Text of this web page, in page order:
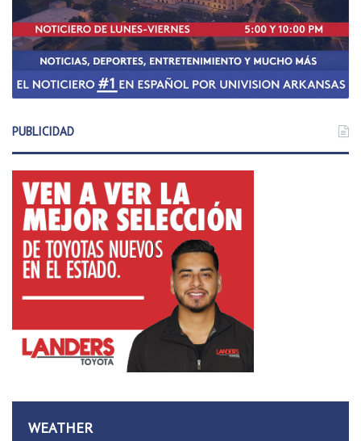
PUBLICIDAD
WEATHER